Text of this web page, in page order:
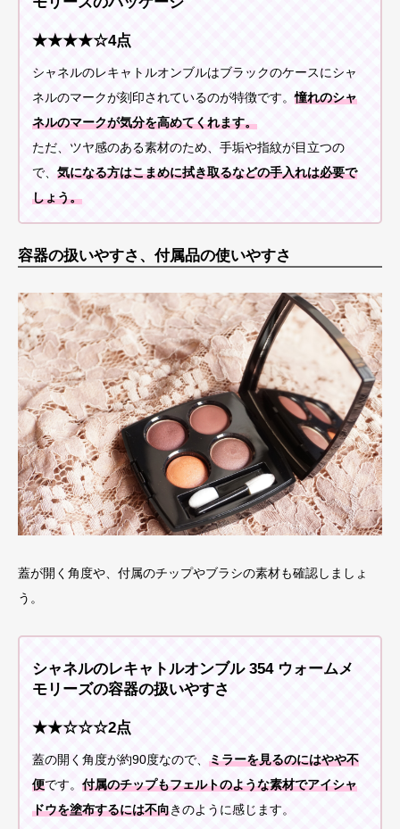
★★★★☆4点
シャネルのレキャトルオンブルはブラックのケースにシャ
ネルのマークが刻印されているのが特徴です。憧れのシャ
ネルのマークが気分を高めてくれます。
ただ、ツヤ感のある素材のため、手垢や指紋が目立つの
で、 気になる方はこまめに拭き取るなどの手入れは必要で
しょう。
容器の扱いやすさ、付属品の使いやすさ
蓋が開く角度や、付属のチップやブラシの素材も確認しましょ
う。
シャネルのレキャトルオンブル 354 ウォームメ
モリーズの容器の扱いやすさ
★★☆☆☆2点
蓋の開く角度が約90度なので、 ミラーを見るのにはやや不
便です。付属のチップもフェルトのような素材でアイシャ
ドウを塗布するには不向きのように感じます。